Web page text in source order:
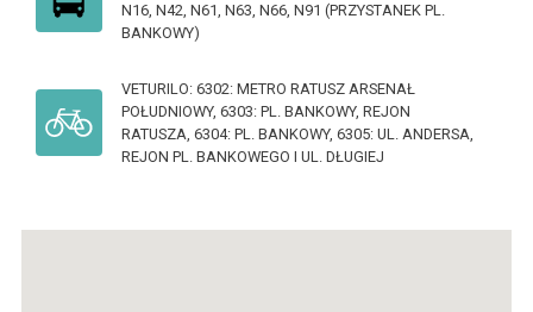
N16, N42, N61, N63, N66, N91 (PRZYSTANEK PL.
BANKOWY)
VETURILO: 6302: METRO RATUSZ ARSENAŁ
POŁUDNIOWY, 6303: PL. BANKOWY, REJON
RATUSZA, 6304: PL. BANKOWY, 6305: UL. ANDERSA,
REJON PL. BANKOWEGO I UL. DŁUGIEJ